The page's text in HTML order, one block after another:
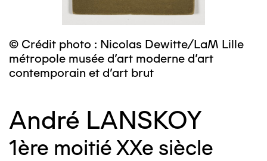
© Crédit photo : Nicolas Dewitte/LaM Lille
métropole musée d’art moderne d’art
contemporain et d’art brut
André LANSKOY
1ère moitié XXe siècle